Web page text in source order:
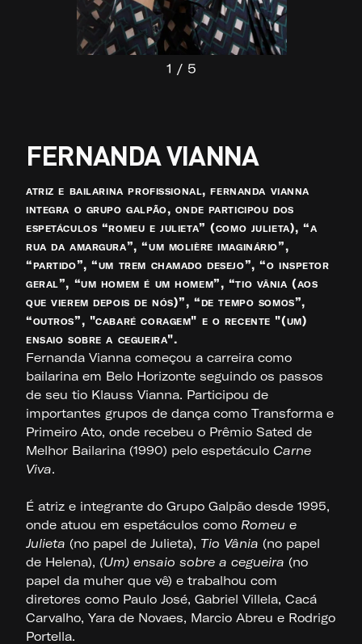
1 / 5
FERNANDA VIANNA
atriz e bailarina profissional, fernanda vianna
integra o grupo galpão, onde participou dos
espetáculos “romeu e julieta” (como julieta), “a
rua da amargura”, “um molière imaginário”,
“partido”, “um trem chamado desejo”, “o inspetor
geral”, “um homem é um homem”, “tio vânia (aos
que vierem depois de nós)”, “de tempo somos”,
“outros”, "cabaré coragem" e o recente "(um)
ensaio sobre a cegueira".
Fernanda Vianna começou a carreira como
bailarina em Belo Horizonte seguindo os passos
de seu tio Klauss Vianna. Participou de
importantes grupos de dança como Transforma e
Primeiro Ato, onde recebeu o Prêmio Sated de
Melhor Bailarina (1990) pelo espetáculo Carne
Viva.
É atriz e integrante do Grupo Galpão desde 1995,
onde atuou em espetáculos como Romeu e
Julieta (no papel de Julieta), Tio Vânia (no papel
de Helena), (Um) ensaio sobre a cegueira (no
papel da muher que vê) e trabalhou com
diretores como Paulo José, Gabriel Villela, Cacá
Carvalho, Yara de Novaes, Marcio Abreu e Rodrigo
Portella.